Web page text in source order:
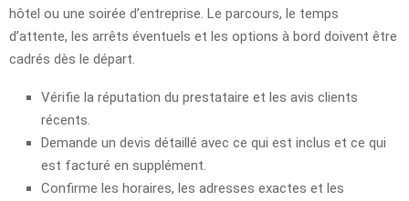
hôtel ou une soirée d’entreprise. Le parcours, le temps
d’attente, les arrêts éventuels et les options à bord doivent être
cadrés dès le départ.
Vérifie la réputation du prestataire et les avis clients
récents.
Demande un devis détaillé avec ce qui est inclus et ce qui
est facturé en supplément.
Confirme les horaires, les adresses exactes et les